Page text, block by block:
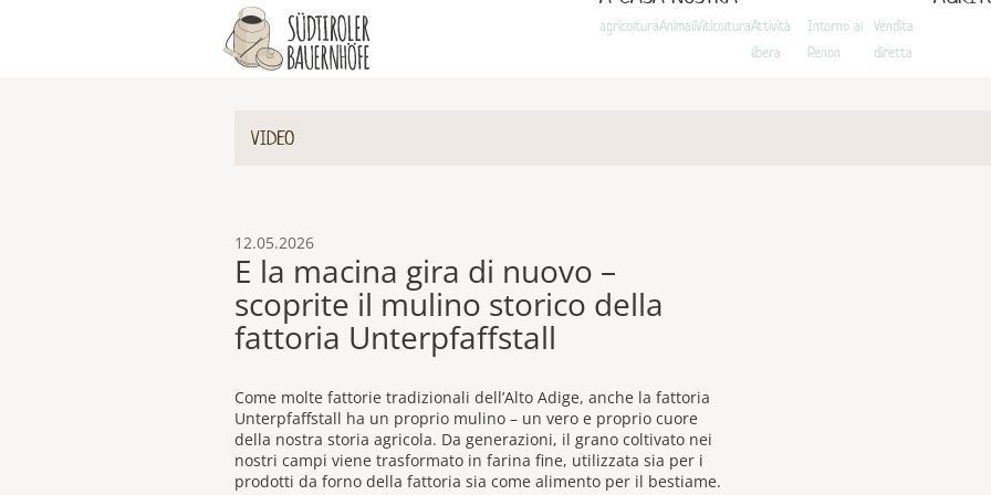
agricolturaAnimaliViticolturaAttività
libera
Intorno al
Renon
Vendita
diretta
VIDEO
12.05.2026
E la macina gira di nuovo –
scoprite il mulino storico della
fattoria Unterpfaffstall
Come molte fattorie tradizionali dell’Alto Adige, anche la fattoria
Unterpfaffstall ha un proprio mulino – un vero e proprio cuore
della nostra storia agricola. Da generazioni, il grano coltivato nei
nostri campi viene trasformato in farina fine, utilizzata sia per i
prodotti da forno della fattoria sia come alimento per il bestiame.